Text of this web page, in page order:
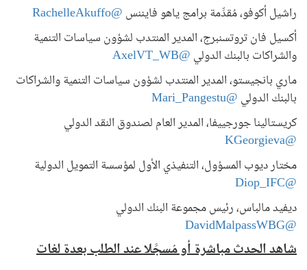
راشيل أكوفو، مُقدِّمة برامج ياهو فايننس @RachelleAkuffo
أكسيل فان تروتسنبرج، المدير المنتدب لشؤون سياسات التنمية
والشراكات بالبنك الدولي @AxelVT_WB
ماري بانجيستو، المدير المنتدب لشؤون سياسات التنمية والشراكات
بالبنك الدولي @Mari_Pangestu
كريستالينا جورجييفا، المدير العام لصندوق النقد الدولي
@KGeorgieva
مختار ديوب المسؤول، التنفيذي الأول لمؤسسة التمويل الدولية
@Diop_IFC
ديفيد مالباس، رئيس مجموعة البنك الدولي
@DavidMalpassWBG
شاهد الحدث مباشرة أو مُسجَّلا عند الطلب بعدة لغات